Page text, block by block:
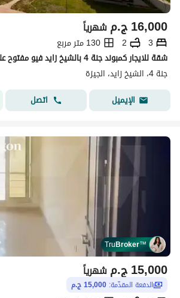
ج.م16,000 شهرياً
3
2
130 متر مربع
جنة 4، الشيخ زايد، الجيزة
الإيميل
اتصل
TruBroker™
ج.م15,000 شهرياً
الدفعة المقدّمة: 15,000 ج.م